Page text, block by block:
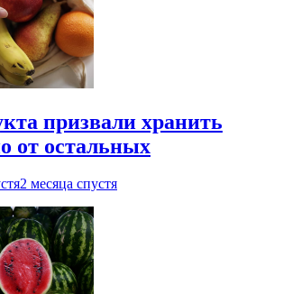
призвали хранить
от остальных
2 месяца спустя